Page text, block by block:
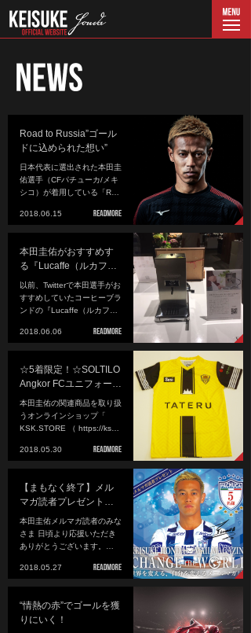
Road to Russia”ゴール
ドに込められた想い”
日本代表に選出された本田圭
佑選手（CFパチューカ/メキ
シコ）が着用している「R…
2018.06.15
本田圭佑がおすすめす
る『Lucaffe（ルカフ…
以前、Twitterで本田選手がお
すすめしていたコーヒーブラ
ンドの『Lucaffe（ルカフ…
2018.06.06
☆5着限定！☆SOLTILO
Angkor FCユニフォー…
本田圭佑の関連商品を取り扱
うオンラインショップ「
KSK.STORE （ https://ks…
2018.05.30
【まもなく終了】メル
マガ読者プレゼント…
本田圭佑メルマガ読者のみな
さま 日頃より応援いただき
ありがとうございます。…
2018.05.27
“情熱の赤”でゴールを獲
りにいく！